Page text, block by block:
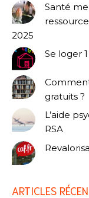
Santé
2025
Se loger 1
gratuits ?
L’aide
RSA
ARTICLES